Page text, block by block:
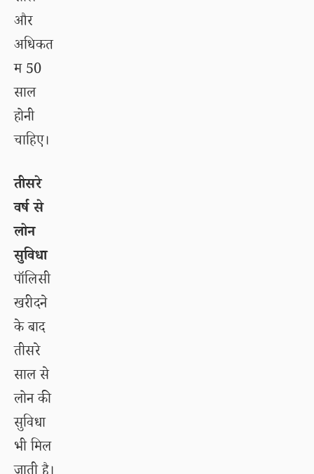
और
अधिकत
म 50
साल
होनी
चाहिए।
तीसरे
वर्ष से
लोन
सुविधा
पॉलिसी
खरीदने
के बाद
तीसरे
साल से
लोन की
सुविधा
भी मिल